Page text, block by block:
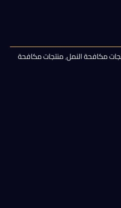
مكافحة النمل,منتجات مكافحة